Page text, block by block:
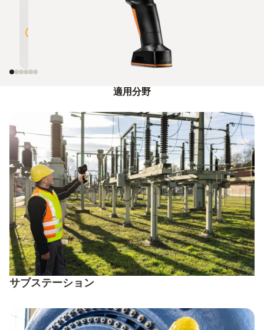
320×240ピクセルの高解像度、
testo SuperResolutionで640×480
適用分野
サブステーション